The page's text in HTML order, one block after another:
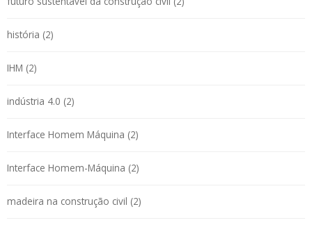
história (2)
IHM (2)
indústria 4.0 (2)
Interface Homem Máquina (2)
Interface Homem-Máquina (2)
madeira na construção civil (2)